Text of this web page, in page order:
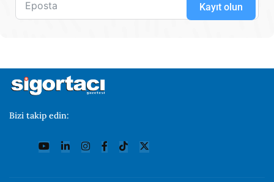
Kayıt olun
Bizi takip edin: